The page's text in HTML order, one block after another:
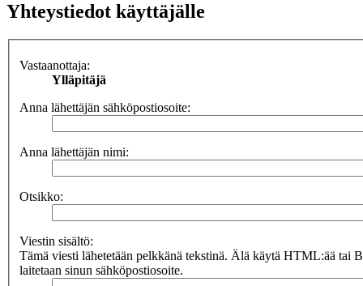
Yhteystiedot käyttäjälle
Vastaanottaja:
Ylläpitäjä
Anna lähettäjän sähköpostiosoite:
Anna lähettäjän nimi:
Otsikko:
Viestin sisältö:
Tämä viesti lähetetään pelkkänä tekstinä. Älä käytä HTML:ää tai
laitetaan sinun sähköpostiosoite.